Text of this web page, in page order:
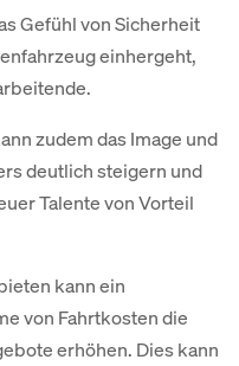
Gefühl von Sicherheit
einhergeht,
zudem das Image und
deutlich steigern und
Talente von Vorteil
kann ein
von Fahrtkosten die
erhöhen. Dies kann